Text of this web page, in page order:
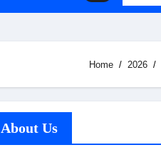
Home 2026
About Us